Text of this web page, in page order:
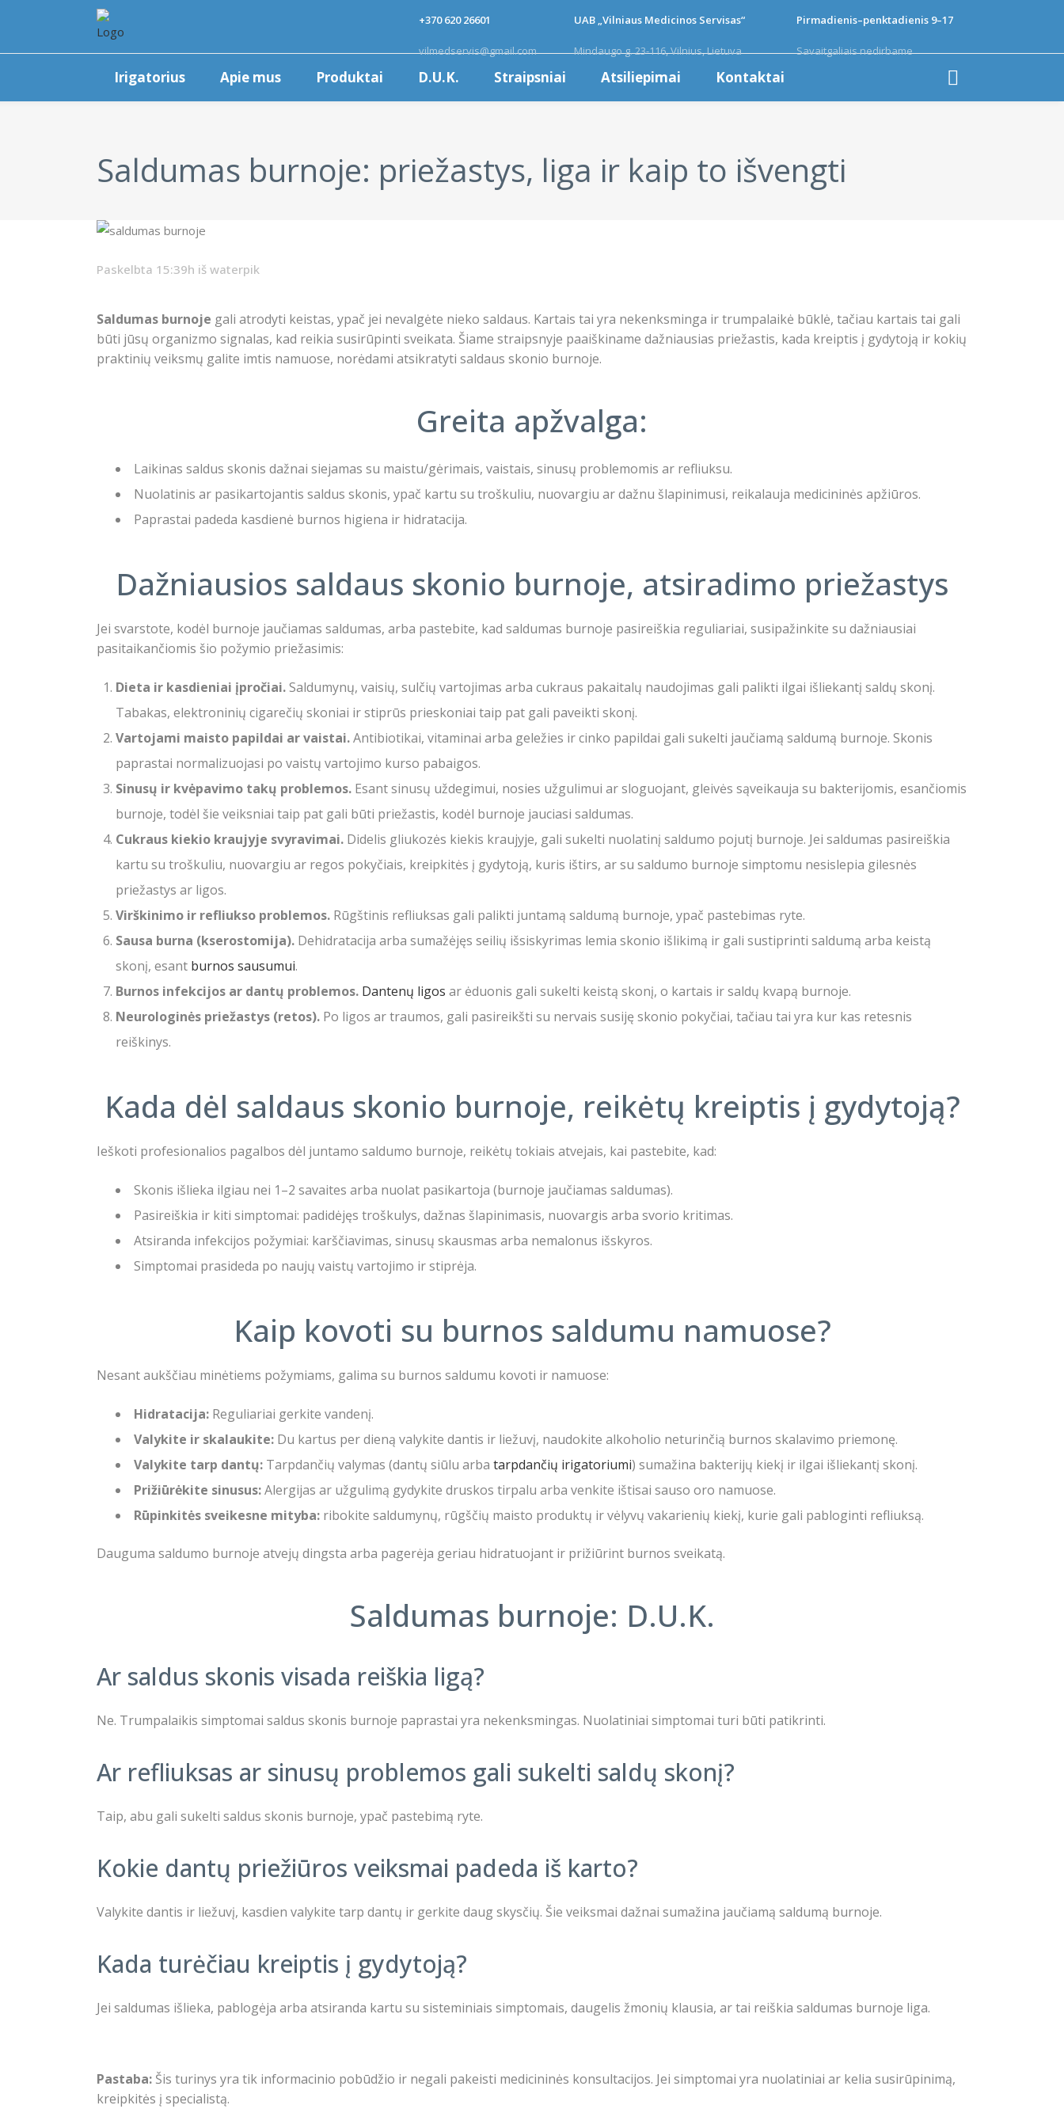
+370 620 26601
vilmedservis@gmail.com
UAB „Vilniaus Medicinos Servisas“
Mindaugo g. 23-116, Vilnius, Lietuva
Pirmadienis–penktadienis 9–17
Savaitgaliais nedirbame
Irigatorius Apie mus Produktai D.U.K. Straipsniai Atsiliepimai Kontaktai
Saldumas burnoje: priežastys, liga ir kaip to išvengti
Paskelbta 15:39h iš waterpik
Saldumas burnoje gali atrodyti keistas, ypač jei nevalgėte nieko saldaus. Kartais tai yra nekenksminga ir trumpalaikė būklė, tačiau kartais tai gali
būti jūsų organizmo signalas, kad reikia susirūpinti sveikata. Šiame straipsnyje paaiškiname dažniausias priežastis, kada kreiptis į gydytoją ir kokių
praktinių veiksmų galite imtis namuose, norėdami atsikratyti saldaus skonio burnoje.
Greita apžvalga:
Laikinas saldus skonis dažnai siejamas su maistu/gėrimais, vaistais, sinusų problemomis ar refliuksu.
Nuolatinis ar pasikartojantis saldus skonis, ypač kartu su troškuliu, nuovargiu ar dažnu šlapinimusi, reikalauja medicininės apžiūros.
Paprastai padeda kasdienė burnos higiena ir hidratacija.
Dažniausios saldaus skonio burnoje, atsiradimo priežastys
Jei svarstote, kodėl burnoje jaučiamas saldumas, arba pastebite, kad saldumas burnoje pasireiškia reguliariai, susipažinkite su dažniausiai
pasitaikančiomis šio požymio priežasimis:
Dieta ir kasdieniai įpročiai.Saldumynų, vaisių, sulčių vartojimas arba cukraus pakaitalų naudojimas gali palikti ilgai išliekantį saldų skonį.
Tabakas, elektroninių cigarečių skoniai ir stiprūs prieskoniai taip pat gali paveikti skonį.
Vartojami maisto papildai ar vaistai.Antibiotikai, vitaminai arba geležies ir cinko papildai gali sukelti jaučiamą saldumą burnoje. Skonis
paprastai normalizuojasi po vaistų vartojimo kurso pabaigos.
Sinusų ir kvėpavimo takų problemos. Esant sinusų uždegimui, nosies užgulimui ar sloguojant, gleivės sąveikauja su bakterijomis, esančiomis
burnoje, todėl šie veiksniai taip pat gali būti priežastis, kodėl burnoje jauciasi saldumas.
Cukraus kiekio kraujyje svyravimai. Didelis gliukozės kiekis kraujyje, gali sukelti nuolatinį saldumo pojutį burnoje. Jei saldumas pasireiškia
kartu su troškuliu, nuovargiu ar regos pokyčiais, kreipkitės į gydytoją, kuris ištirs, ar su saldumo burnoje simptomu nesislepia gilesnės
priežastys ar ligos.
Virškinimo ir refliukso problemos. Rūgštinis refliuksas gali palikti juntamą saldumą burnoje, ypač pastebimas ryte.
Sausa burna (kserostomija). Dehidratacija arba sumažėjęs seilių išsiskyrimas lemia skonio išlikimą ir gali sustiprinti saldumą arba keistą
skonį, esant burnos sausumui.
Burnos infekcijos ar dantų problemos. Dantenų ligos ar ėduonis gali sukelti keistą skonį, o kartais ir saldų kvapą burnoje.
Neurologinės priežastys (retos). Po ligos ar traumos, gali pasireikšti su nervais susiję skonio pokyčiai, tačiau tai yra kur kas retesnis
reiškinys.
Kada dėl saldaus skonio burnoje, reikėtų kreiptis į gydytoją?
Ieškoti profesionalios pagalbos dėl juntamo saldumo burnoje, reikėtų tokiais atvejais, kai pastebite, kad:
Skonis išlieka ilgiau nei 1–2 savaites arba nuolat pasikartoja (burnoje jaučiamas saldumas).
Pasireiškia ir kiti simptomai: padidėjęs troškulys, dažnas šlapinimasis, nuovargis arba svorio kritimas.
Atsiranda infekcijos požymiai: karščiavimas, sinusų skausmas arba nemalonus išskyros.
Simptomai prasideda po naujų vaistų vartojimo ir stiprėja.
Kaip kovoti su burnos saldumu namuose?
Nesant aukščiau minėtiems požymiams, galima su burnos saldumu kovoti ir namuose:
Hidratacija: Reguliariai gerkite vandenį.
Valykite ir skalaukite: Du kartus per dieną valykite dantis ir liežuvį, naudokite alkoholio neturinčią burnos skalavimo priemonę.
Valykite tarp dantų: Tarpdančių valymas (dantų siūlu arba tarpdančių irigatoriumi) sumažina bakterijų kiekį ir ilgai išliekantį skonį.
Prižiūrėkite sinusus:Alergijas ar užgulimą gydykite druskos tirpalu arba venkite ištisai sauso oro namuose.
Rūpinkitės sveikesne mityba: ribokite saldumynų, rūgščių maisto produktų ir vėlyvų vakarienių kiekį, kurie gali pabloginti refliuksą.
Dauguma saldumo burnoje atvejų dingsta arba pagerėja geriau hidratuojant ir prižiūrint burnos sveikatą.
Saldumas burnoje: D.U.K.
Ar saldus skonis visada reiškia ligą?
Ne. Trumpalaikis simptomai saldus skonis burnoje paprastai yra nekenksmingas. Nuolatiniai simptomai turi būti patikrinti.
Ar refliuksas ar sinusų problemos gali sukelti saldų skonį?
Taip, abu gali sukelti saldus skonis burnoje, ypač pastebimą ryte.
Kokie dantų priežiūros veiksmai padeda iš karto?
Valykite dantis ir liežuvį, kasdien valykite tarp dantų ir gerkite daug skysčių. Šie veiksmai dažnai sumažina jaučiamą saldumą burnoje.
Kada turėčiau kreiptis į gydytoją?
Jei saldumas išlieka, pablogėja arba atsiranda kartu su sisteminiais simptomais, daugelis žmonių klausia, ar tai reiškia saldumas burnoje liga.
Pastaba: Šis turinys yra tik informacinio pobūdžio ir negali pakeisti medicininės konsultacijos. Jei simptomai yra nuolatiniai ar kelia susirūpinimą,
kreipkitės į specialistą.